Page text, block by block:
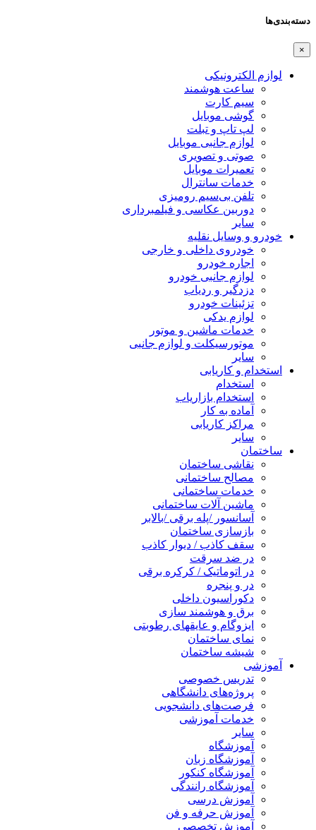
دسته‌بندی‌ها
×
لوازم الکترونیکی
ساعت هوشمند
سیم کارت
گوشی موبایل
لپ تاپ و تبلت
لوازم جانبی موبایل
صوتی و تصویری
تعمیرات موبایل
خدمات سانترال
تلفن بی‌سیم رومیزی
دوربین عکاسی و فیلمبرداری
سایر
خودرو و وسایل نقلیه
خودروی داخلی و خارجی
اجاره خودرو
لوازم جانبی خودرو
دزدگیر و ردیاب
تزئینات خودرو
لوازم یدکی
خدمات ماشین و موتور
موتورسیکلت و لوازم جانبی
سایر
استخدام و کاریابی
استخدام
استخدام بازاریاب
آماده به کار
مراکز کاریابی
سایر
ساختمان
نقاشی ساختمان
مصالح ساختمانی
خدمات ساختمانی
ماشین آلات ساختمانی
آسانسور /پله برقی /بالابر
بازسازی ساختمان
سقف کاذب / دیوار کاذب
در ضد سرقت
در اتوماتیک / کرکره برقی
در و پنجره
دکوراسیون داخلی
برق و هوشمند سازی
ایزوگام و عایقهای رطوبتی
نمای ساختمان
شیشه ساختمان
آموزشی
تدریس خصوصی
پروژه‌های دانشگاهی
فرصت‌های دانشجویی
خدمات آموزشی
سایر
آموزشگاه
آموزشگاه زبان
آموزشگاه کنکور
آموزشگاه رانندگی
آموزش درسی
آموزش حرفه و فن
آموزش تخصصی